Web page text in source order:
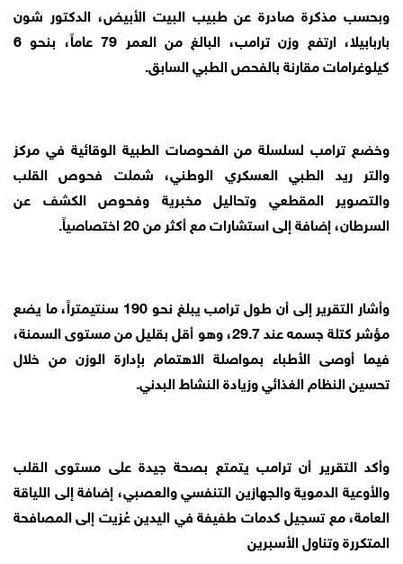
وبحسب مذكرة صادرة عن طبيب البيت الأبيض، الدكتور شون
باربابيلا، ارتفع وزن ترامب، البالغ من العمر 79 عاماً، بنحو 6
كيلوغرامات مقارنة بالفحص الطبي السابق.
وخضع ترامب لسلسلة من الفحوصات الطبية الوقائية في مركز
والتر ريد الطبي العسكري الوطني، شملت فحوص القلب
والتصوير المقطعي وتحاليل مخبرية وفحوص الكشف عن
السرطان، إضافة إلى استشارات مع أكثر من 20 اختصاصياً.
وأشار التقرير إلى أن طول ترامب يبلغ نحو 190 سنتيمتراً، ما يضع
مؤشر كتلة جسمه عند 29.7، وهو أقل بقليل من مستوى السمنة،
فيما أوصى الأطباء بمواصلة الاهتمام بإدارة الوزن من خلال
تحسين النظام الغذائي وزيادة النشاط البدني.
وأكد التقرير أن ترامب يتمتع بصحة جيدة على مستوى القلب
والأوعية الدموية والجهازين التنفسي والعصبي، إضافة إلى اللياقة
العامة، مع تسجيل كدمات طفيفة في اليدين عُزيت إلى المصافحة
المتكررة وتناول الأسبرين